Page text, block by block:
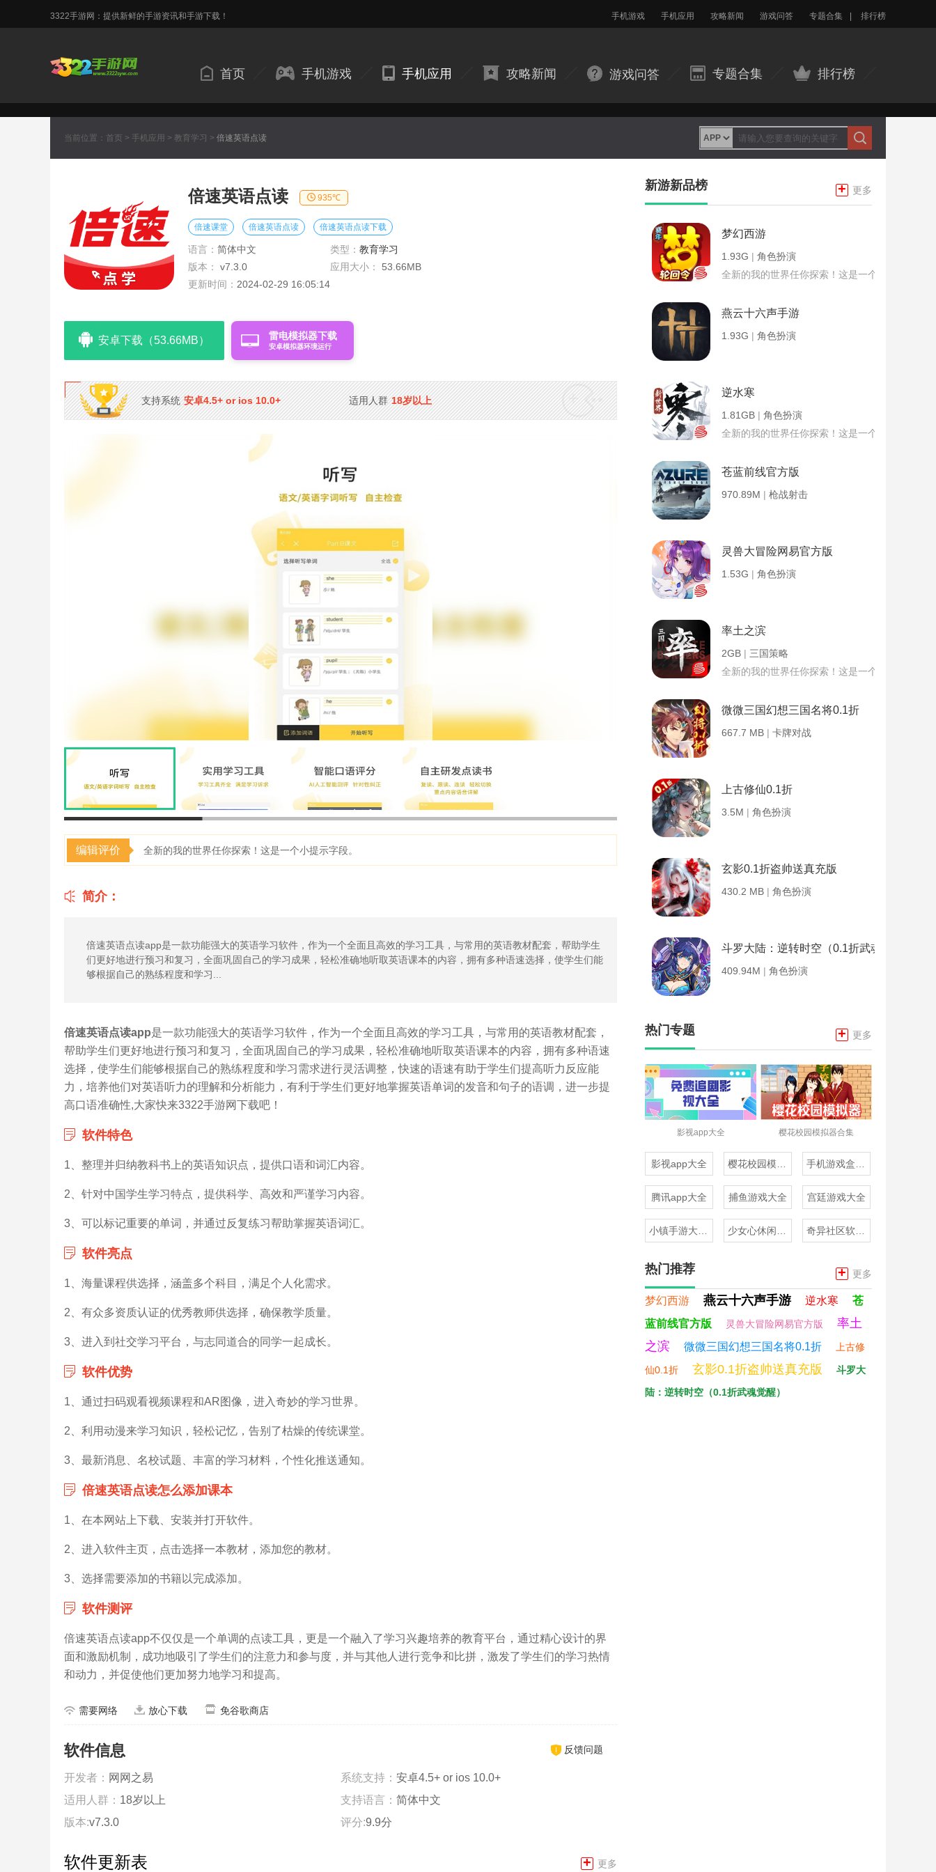
3322手游网：提供新鲜的手游资讯和手游下载！ 手机游戏 手机应用 攻略新闻 游戏问答 专题合集 排行榜
首页 手机游戏 手机应用 攻略新闻 游戏问答 专题合集 排行榜
当前位置： 首页 > 手机应用 > 教育学习 > 倍速英语点读
倍速英语点读 935℃
倍速课堂 倍速英语点读 倍速英语点读下载
语言： 简体中文 类型： 教育学习
版本：
v7.3.0 应用大小：
53.66MB
更新时间： 2024-02-29 16:05:14
安卓下载（53.66MB） 雷电模拟器下载
安卓模拟器环境运行
支持系统 安卓4.5+ or ios 10.0+ 适用人群 18岁以上
编辑评价 全新的我的世界任你探索！这是一个小提示字段。
简介：
倍速英语点读app是一款功能强大的英语学习软件，作为一个全面且高效的学习工具，与常用的英语教材配套，帮助学生
们更好地进行预习和复习，全面巩固自己的学习成果，轻松准确地听取英语课本的内容，拥有多种语速选择，使学生们能
够根据自己的熟练程度和学习...
倍速英语点读app是一款功能强大的英语学习软件，作为一个全面且高效的学习工具，与常用的英语教材配套，
帮助学生们更好地进行预习和复习，全面巩固自己的学习成果，轻松准确地听取英语课本的内容，拥有多种语速
选择，使学生们能够根据自己的熟练程度和学习需求进行灵活调整，快速的语速有助于学生们提高听力反应能
力，培养他们对英语听力的理解和分析能力，有利于学生们更好地掌握英语单词的发音和句子的语调，进一步提
高口语准确性,大家快来3322手游网下载吧！
软件特色
1、整理并归纳教科书上的英语知识点，提供口语和词汇内容。
2、针对中国学生学习特点，提供科学、高效和严谨学习内容。
3、可以标记重要的单词，并通过反复练习帮助掌握英语词汇。
软件亮点
1、海量课程供选择，涵盖多个科目，满足个人化需求。
2、有众多资质认证的优秀教师供选择，确保教学质量。
3、进入到社交学习平台，与志同道合的同学一起成长。
软件优势
1、通过扫码观看视频课程和AR图像，进入奇妙的学习世界。
2、利用动漫来学习知识，轻松记忆，告别了枯燥的传统课堂。
3、最新消息、名校试题、丰富的学习材料，个性化推送通知。
倍速英语点读怎么添加课本
1、在本网站上下载、安装并打开软件。
2、进入软件主页，点击选择一本教材，添加您的教材。
3、选择需要添加的书籍以完成添加。
软件测评
倍速英语点读app不仅仅是一个单调的点读工具，更是一个融入了学习兴趣培养的教育平台，通过精心设计的界
面和激励机制，成功地吸引了学生们的注意力和参与度，并与其他人进行竞争和比拼，激发了学生们的学习热情
和动力，并促使他们更加努力地学习和提高。
需要网络 放心下载 免谷歌商店
软件信息 反馈问题
开发者： 网网之易 系统支持： 安卓4.5+ or ios 10.0+
适用人群： 18岁以上 支持语言： 简体中文
版本:v7.3.0 评分:9.9分
软件更新表 + 更多
新游新品榜 + 更多
梦幻西游
1.93G | 角色扮演
全新的我的世界任你探索！这是一个小提示字段。
燕云十六声手游
1.93G | 角色扮演
逆水寒
1.81GB | 角色扮演
全新的我的世界任你探索！这是一个小提示字段。
苍蓝前线官方版
970.89M | 枪战射击
灵兽大冒险网易官方版
1.53G | 角色扮演
率土之滨
2GB | 三国策略
全新的我的世界任你探索！这是一个小提示字段。
微微三国幻想三国名将0.1折
667.7 MB | 卡牌对战
上古修仙0.1折
3.5M | 角色扮演
玄影0.1折盗帅送真充版
430.2 MB | 角色扮演
斗罗大陆：逆转时空（0.1折武魂觉醒）
409.94M | 角色扮演
热门专题 + 更多
影视app大全 樱花校园模拟器合集
影视app大全
腾讯app大全 捕鱼游戏大全 宫廷游戏大全
热门推荐 + 更多
梦幻西游 燕云十六声手游 逆水寒
苍
蓝前线官方版
灵兽大冒险网易官方版
率土
之滨
微微三国幻想三国名将0.1折 上古修
仙0.1折 玄影0.1折盗帅送真充版
斗罗大
陆：逆转时空（0.1折武魂觉醒）